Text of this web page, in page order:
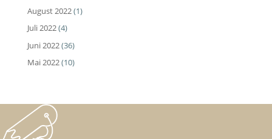
August 2022(1)
Juli 2022(4)
Juni 2022(36)
Mai 2022(10)